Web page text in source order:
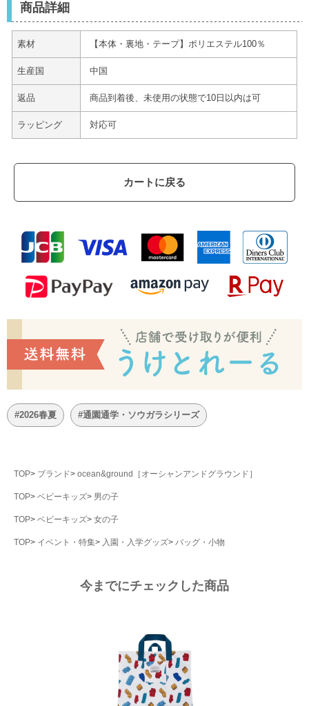
商品詳細
素材 【本体・裏地・テープ】ポリエステル100％
生産国 中国
返品 商品到着後、未使用の状態で10日以内は可
ラッピング 対応可
カートに戻る
#2026春夏 #通園通学・ソウガラシリーズ
TOP ブランド ocean&ground［オーシャンアンドグラウンド］
TOP ベビーキッズ 男の子
TOP ベビーキッズ 女の子
TOP イベント・特集 入園・入学グッズ バッグ・小物
今までにチェックした商品